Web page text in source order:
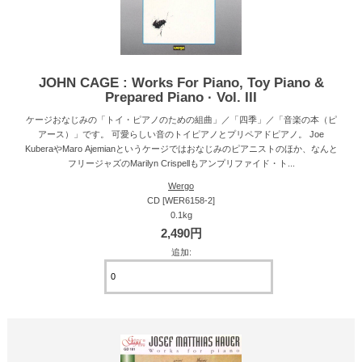
JOHN CAGE : Works For Piano, Toy Piano &
Prepared Piano · Vol. III
ケージおなじみの「トイ・ピアノのための組曲」／「四季」／「音楽の本（ピ
アース）」です。 可愛らしい音のトイピアノとプリペアドピアノ。 Joe
KuberaやMaro Ajemianというケージではおなじみのピアニストのほか、なんと
フリージャズのMarilyn Crispellもアンプリファイド・ト...
Wergo
CD [WER6158-2]
0.1kg
2,490円
追加: